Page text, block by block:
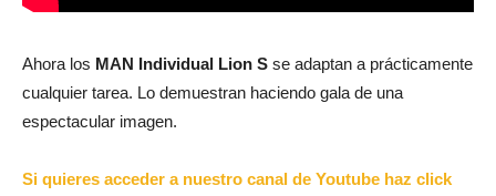
Ahora los MAN Individual Lion S se adaptan a prácticamente
cualquier tarea. Lo demuestran haciendo gala de una
espectacular imagen.
Si quieres acceder a nuestro canal de Youtube haz click